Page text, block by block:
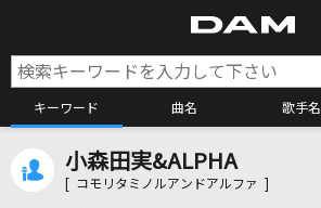
キーワード 曲名 歌手名
カラオケ検索
小森田実&ALPHA
[ コモリタミノルアンドアルファ ]